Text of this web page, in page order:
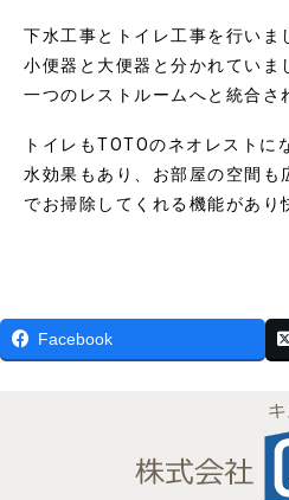
下水工事とトイレ工事を行いま
小便器と大便器と分かれていま
一つのレストルームへと統合さ
トイレもTOTOのネオレストに
水効果もあり、お部屋の空間も
でお掃除してくれる機能があり
Facebook